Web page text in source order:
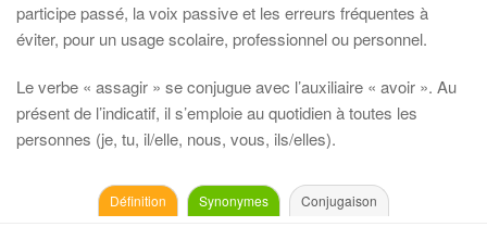
participe passé, la voix passive et les erreurs fréquentes à
éviter, pour un usage scolaire, professionnel ou personnel.
Le verbe « assagir » se conjugue avec l’auxiliaire « avoir ». Au
présent de l’indicatif, il s’emploie au quotidien à toutes les
personnes (je, tu, il/elle, nous, vous, ils/elles).
Définition Synonymes Conjugaison